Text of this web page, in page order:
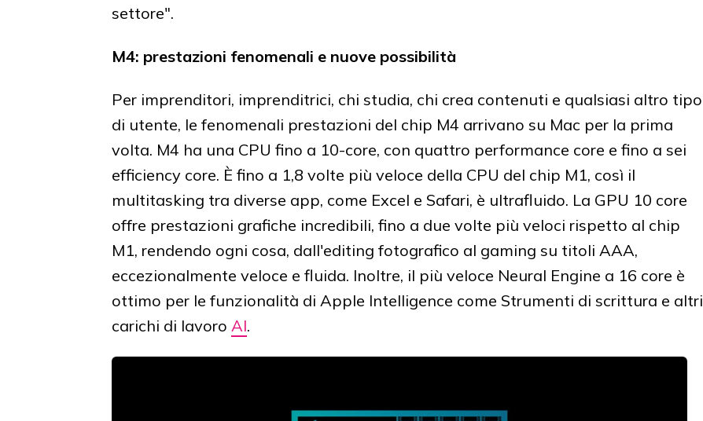
settore".
M4: prestazioni fenomenali e nuove possibilità
Per imprenditori, imprenditrici, chi studia, chi crea contenuti e qualsiasi altro tipo
di utente, le fenomenali prestazioni del chip M4 arrivano su Mac per la prima
volta. M4 ha una CPU fino a 10-core, con quattro performance core e fino a sei
efficiency core. È fino a 1,8 volte più veloce della CPU del chip M1, così il
multitasking tra diverse app, come Excel e Safari, è ultrafluido. La GPU 10 core
offre prestazioni grafiche incredibili, fino a due volte più veloci rispetto al chip
M1, rendendo ogni cosa, dall'editing fotografico al gaming su titoli AAA,
eccezionalmente veloce e fluida. Inoltre, il più veloce Neural Engine a 16 core è
ottimo per le funzionalità di Apple Intelligence come Strumenti di scrittura e altri
carichi di lavoro AI.